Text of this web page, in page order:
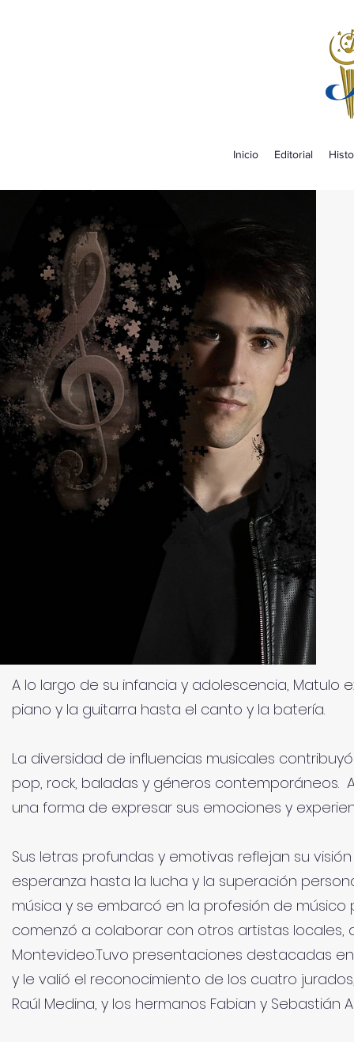
Inicio Editorial
A lo largo de su infancia y adolescencia, Matulo
piano y la guitarra hasta el canto y la batería.
La diversidad de influencias musicales
pop, rock, baladas y géneros
una forma de expresar sus emociones y
Sus letras profundas y emotivas reflejan su
esperanza hasta la lucha y la superación
música y se embarcó en la profesión de músico
comenzó a colaborar con otros artistas
Montevideo.Tuvo presentaciones destacadas
y le valió el reconocimiento de los cuatro
Raúl Medina, y los hermanos Fabian y Sebastián